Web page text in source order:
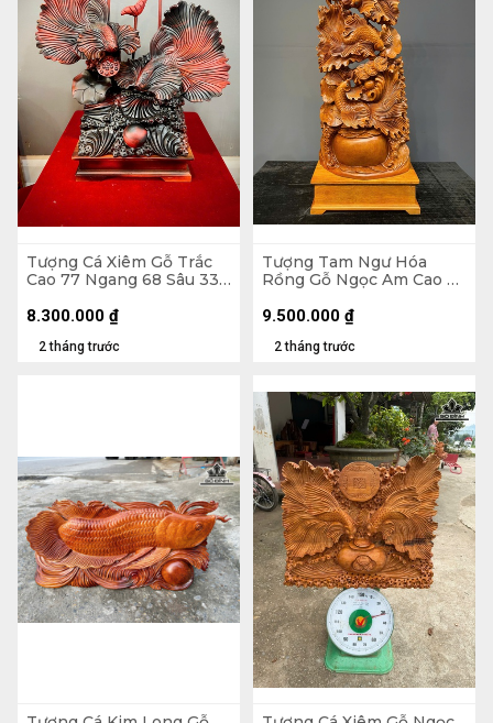
Tượng Cá Xiêm Gỗ Trắc
Cao 77 Ngang 68 Sâu 33
2 tháng trước
8.300.000 ₫
Tượng Tam Ngư Hóa
Rồng Gỗ Ngọc Am Cao Cả
(cm) - Kỷ Cao 15 (cm)
2 tháng trước
9.500.000 ₫